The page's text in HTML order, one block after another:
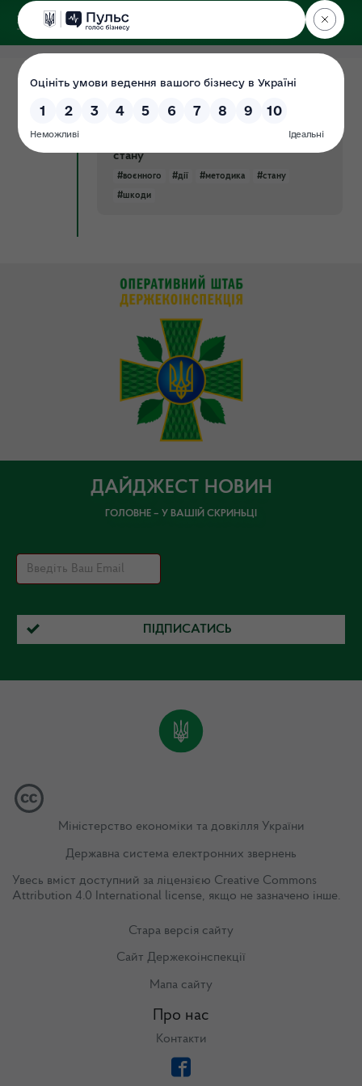
ДЕРЖЕКОІНСПЕКЦІЯ
у Хмельницькій області
17.08.2022
Документ
шкоди, внаслідок надзвичайних
ситуацій та/або під час дії воєнного
стану
#воєнного #дії #методика
#стану
#шкоди
ДАЙДЖЕСТ НОВИН
ГОЛОВНЕ – У ВАШІЙ СКРИНЬЦІ
ПІДПИСАТИСЬ
Міністерство економіки та довкілля України
Державна система електронних звернень
Увесь вміст доступний за ліцензією Creative Commons
Attribution 4.0 International license, якщо не зазначено інше.
Стара версія сайту
Сайт Держекоінспекції
Мапа сайту
Про нас
Контакти